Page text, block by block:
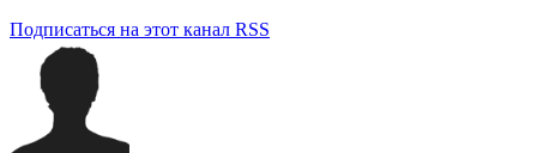
Подписаться на этот канал RSS